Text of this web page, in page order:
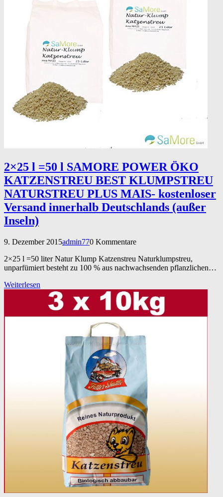
2×25 l =50 l SAMORE POWER ÖKO
KATZENSTREU BEST KLUMPSTREU
NATURSTREU PLUS MAIS- kostenloser
Versand innerhalb Deutschlands (außer
Inseln)
9. Dezember 2015admin770 Kommentare
2×25 l =50 liter Natur Klump Katzenstreu Naturklumpstreu,
unparfümiert besteht zu 100 % aus nachwachsenden pflanzlichen…
Weiterlesen